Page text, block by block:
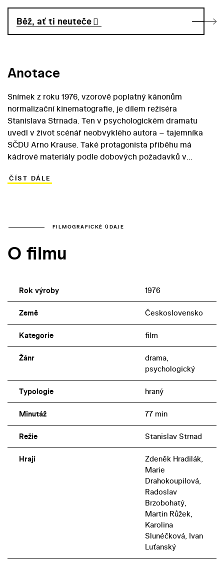
Běž, ať ti neuteče
Anotace
Snímek z roku 1976, vzorově poplatný kánonům
normalizační kinematografie, je dílem režiséra
Stanislava Strnada. Ten v psychologickém dramatu
uvedl v život scénář neobvyklého autora – tajemníka
SČDU Arno Krause. Také protagonista příběhu má
kádrové materiály podle dobových požadavků v
vedle problémů na pracovišti zdárně vyrovná i s
kvalitně obsazeném snímku objevuje i polská herečka
Waleriana Borowczyka Historie hříchu.
ČÍST DÁLE
FILMOGRAFICKÉ ÚDAJE
O filmu
Rok výroby 1976
Země Československo
Kategorie film
Žánr
drama,
psychologický
Typologie hraný
Minutáž 77 min
Režie Stanislav Strnad
Hrají
Zdeněk Hradilák,
Marie
Drahokoupilová,
Radoslav
Brzobohatý,
Martin Růžek,
Karolina
Slunéčková, Ivan
Luťanský